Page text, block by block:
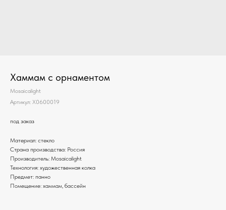
Хаммам с орнаментом
Mosaicalight
Артикул: X0600019
под заказ
Материал: стекло
Страна производства: Россия
Производитель: Mosaicalight
Технология: художественная колка
Предмет: панно
Помещение: хаммам, бассейн